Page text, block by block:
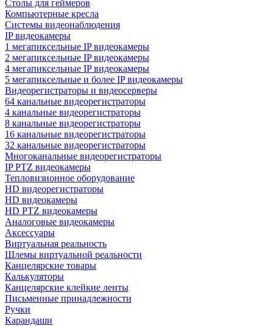
Столы для геймеров
Компьютерные кресла
Системы видеонаблюдения
IP видеокамеры
1 мегапиксельные IP видеокамеры
2 мегапиксельные IP видеокамеры
4 мегапиксельные IP видеокамеры
5 мегапиксельные и более IP видеокамеры
Видеорегистраторы и видеосерверы
64 канальные видеорегистраторы
4 канальные видеорегистраторы
8 канальные видеорегистраторы
16 канальные видеорегистраторы
32 канальные видеорегистраторы
Многоканальные видеорегистраторы
IP PTZ видеокамеры
Тепловизионное оборудование
HD видеорегистраторы
HD видеокамеры
HD PTZ видеокамеры
Аналоговые видеокамеры
Аксессуары
Виртуальная реальность
Шлемы виртуальной реальности
Канцелярские товары
Калькуляторы
Канцелярские клейкие ленты
Письменные принадлежности
Ручки
Карандаши